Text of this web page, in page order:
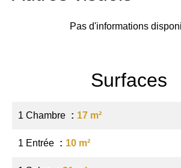
Pas d'informations
Surfaces
1 Chambre 17 m²
1 Entrée 10 m²